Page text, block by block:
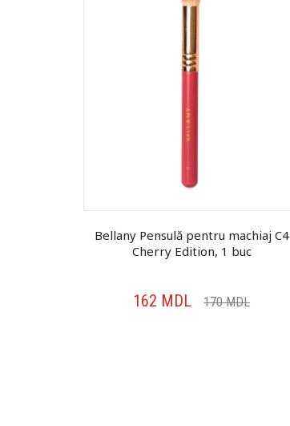
Bellany Pensulă pentru machiaj C4
Cherry Edition, 1 buc
162 MDL 170MDL